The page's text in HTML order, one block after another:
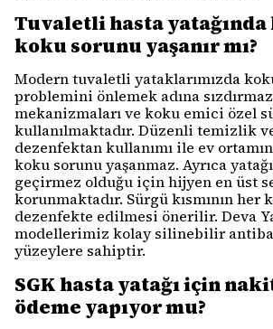
Tuvaletli hasta
koku sorunu yaşanır mı?
Modern tuvaletli yataklarımızda
problemini önlemek adına
mekanizmaları ve koku emici özel
kullanılmaktadır. Düzenli temizlik
dezenfektan kullanımı ile ev
koku sorunu yaşanmaz. Ayrıca
geçirmez olduğu için hijyen en üst
korunmaktadır. Sürgü kısmının her
dezenfekte edilmesi önerilir. Deva
modellerimiz kolay silinebilir
yüzeylere sahiptir.
SGK hasta yatağı için
ödeme yapıyor mu?